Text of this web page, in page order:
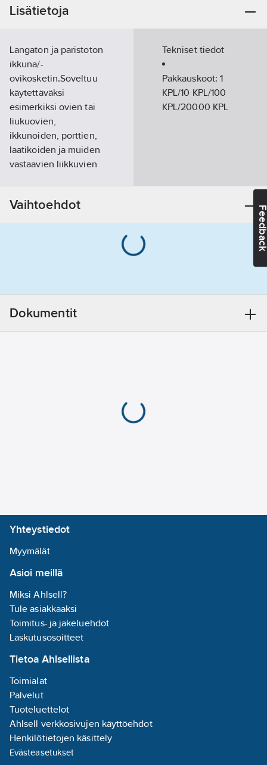
Lisätietoja
Langaton ja paristoton
ikkuna/-
ovikosketin.Soveltuu
käytettäväksi
esimerkiksi ovien tai
liukuovien,
ikkunoiden, porttien,
laatikoiden ja muiden
vastaavien liikkuvien
Mitat 48 x 32 x
Luo langattoman
viestin lähettämiseen
tarvittavan virran
kosketinta
FSR71, FZK14, FZK61 ja
kodinohjauksen
sovellukseen.
Kiinnitys liimaamalla
mukana toimitettavalla
kaksipuolisella tarralla,
ruuvaamalla, tai
toimitettavaa BW3
kiinnitystelinettä.
Tuotenumero
Toimittajan
tuotenumero:
EAN
koodi:
4010312315231
Tekniset tiedot
Pakkauskoot:1
KPL/10 KPL/100
KPL/20000 KPL
Vaihtoehdot
Dokumentit
Yhteystiedot
Myymälät
Asioi meillä
Miksi Ahlsell?
Tule asiakkaaksi
Toimitus- ja jakeluehdot
Laskutusosoitteet
Tietoa Ahlsellista
Toimialat
Palvelut
Tuoteluettelot
Ahlsell verkkosivujen käyttöehdot
Henkilötietojen käsittely
Evästeasetukset